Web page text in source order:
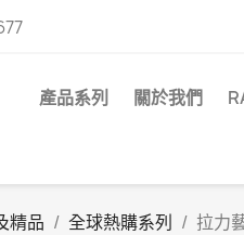
產品系列 關於我們
精品 全球熱購系列 拉力